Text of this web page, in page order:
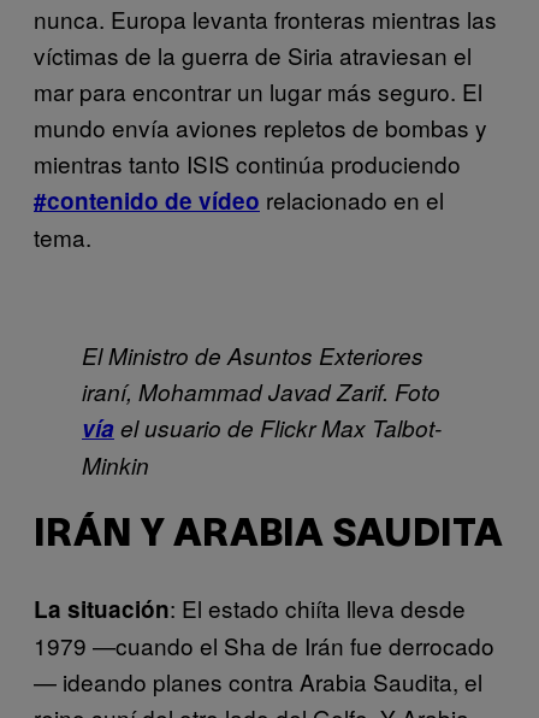
nunca. Europa levanta fronteras mientras las
víctimas de la guerra de Siria atraviesan el
mar para encontrar un lugar más seguro. El
mundo envía aviones repletos de bombas y
mientras tanto ISIS continúa produciendo
#contenido de vídeo relacionado en el
tema.
El Ministro de Asuntos Exteriores
iraní, Mohammad Javad Zarif. Foto
vía el usuario de Flickr Max Talbot-
Minkin
IRÁN Y ARABIA SAUDITA
La situación: El estado chiíta lleva desde
1979 —cuando el Sha de Irán fue derrocado
— ideando planes contra Arabia Saudita, el